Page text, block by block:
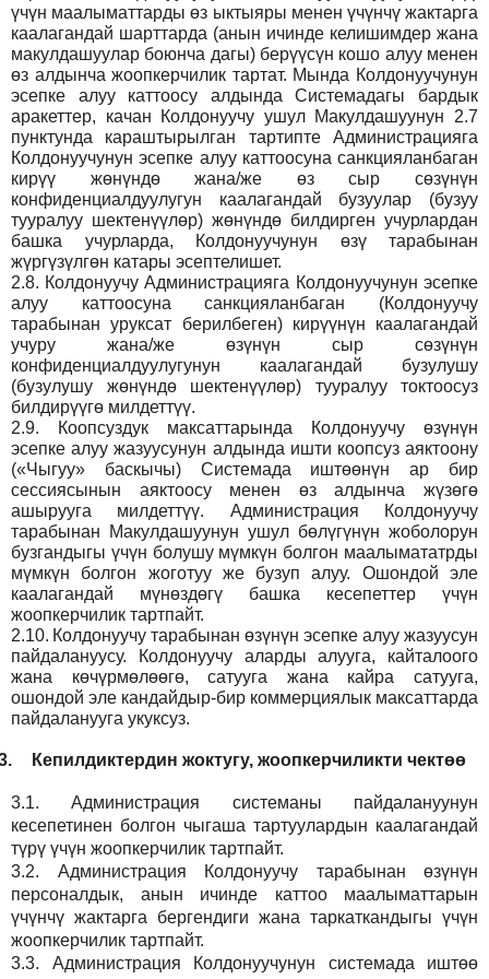
үчүн маалыматтарды өз ыктыяры менен үчүнчү жактарга
каалагандай шарттарда (анын ичинде келишимдер жана
макулдашуулар боюнча дагы) берүүсүн кошо алуу менен
өз алдынча жоопкерчилик тартат. Мында Колдонуучунун
эсепке алуу каттоосу алдында Системадагы бардык
аракеттер, качан Колдонуучу ушул Макулдашуунун 2.7
пунктунда караштырылган тартипте Администрацияга
Колдонуучунун эсепке алуу каттоосуна санкцияланбаган
кирүү жөнүндө жана/же өз сыр сөзүнүн
конфиденциалдуулугун каалагандай бузуулар (бузуу
тууралуу шектенүүлөр) жөнүндө билдирген учурлардан
башка учурларда, Колдонуучунун өзү тарабынан
жүргүзүлгөн катары эсептелишет.
2.8. Колдонуучу Администрацияга Колдонуучунун эсепке
алуу каттоосуна санкцияланбаган (Колдонуучу
тарабынан уруксат берилбеген) кирүүнүн каалагандай
учуру жана/же өзүнүн сыр сөзүнүн
конфиденциалдуулугунун каалагандай бузулушу
(бузулушу жөнүндө шектенүүлөр) тууралуу токтоосуз
билдирүүгө милдеттүү.
2.9.
Коопсуздук максаттарында Колдонуучу өзүнүн
эсепке алуу жазуусунун алдында ишти коопсуз аяктоону
(«Чыгуу» баскычы) Системада иштөөнүн ар бир
сессиясынын аяктоосу менен өз алдынча жүзөгө
ашырууга милдеттүү. Администрация Колдонуучу
тарабынан Макулдашуунун ушул бөлүгүнүн жоболорун
бузгандыгы үчүн болушу мүмкүн болгон маалымататрды
мүмкүн болгон жоготуу же бузуп алуу. Ошондой эле
каалагандай мүнөздөгү башка кесепеттер үчүн
жоопкерчилик тартпайт.
2.10. Колдонуучу тарабынан өзүнүн эсепке алуу жазуусун
пайдалануусу. Колдонуучу аларды алууга, кайталоого
жана көчүрмөлөөгө, сатууга жана кайра сатууга,
ошондой эле кандайдыр-бир коммерциялык максаттарда
пайдаланууга укуксуз.
Кепилдиктердин жоктугу, жоопкерчиликти чектөө
3.1.Администрация системаны пайдалануунун
кесепетинен болгон чыгаша тартуулардын каалагандай
түрү үчүн жоопкерчилик тартпайт.
3.2. Администрация
Колдонуучу тарабынан өзүнүн
персоналдык, анын ичинде каттоо маалыматтарын
үчүнчү жактарга бергендиги жана таркаткандыгы үчүн
жоопкерчилик тартпайт.
3.3. Администрация Колдонуучунун системада иштөө